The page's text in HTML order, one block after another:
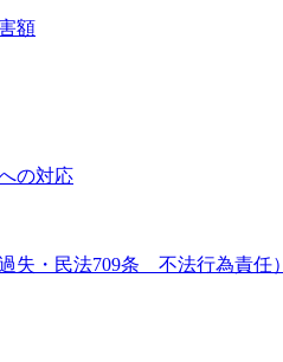
額
の対応
失・民法709条 不法行為責任）